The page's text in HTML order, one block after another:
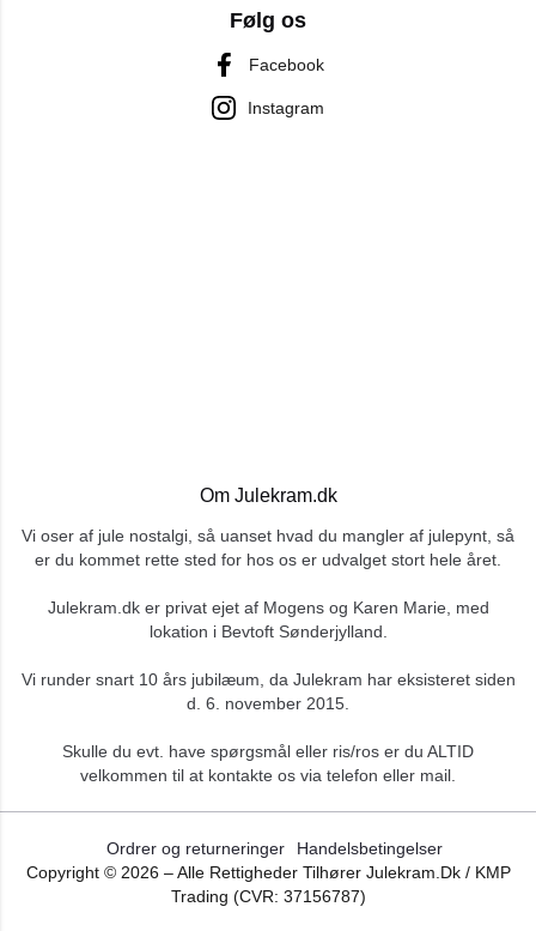
Om Julekram.dk
Vi oser af jule nostalgi, så uanset hvad du mangler af julepynt, så
er du kommet rette sted for hos os er udvalget stort hele året.
Julekram.dk er privat ejet af Mogens og Karen Marie, med
lokation i Bevtoft Sønderjylland.
Vi runder snart 10 års jubilæum, da Julekram har eksisteret siden
d. 6. november 2015.
Skulle du evt. have spørgsmål eller ris/ros er du ALTID
velkommen til at kontakte os via telefon eller mail.
Følg os
Facebook
Instagram
Copyright © 2026– Alle Rettigheder Tilhører Julekram.dk / KMP
Trading (CVR: 37156787)
Ordrer og returneringer Handelsbetingelser